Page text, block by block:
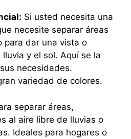
Si usted necesita una
necesite separar áreas
para dar una vista o
y el sol. Aquí se la
necesidades.
variedad de colores.
separar áreas,
al aire libre de lluvias o
Ideales para hogares o